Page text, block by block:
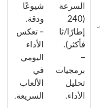
السرعة
(240
إطارًا/ثا
فأكثر).
–
برمجيات
تحليل
الأداء.
شيوعًا
ودقة.
– تعكس
الأداء
اليومي
في
الألعاب
السريعة.